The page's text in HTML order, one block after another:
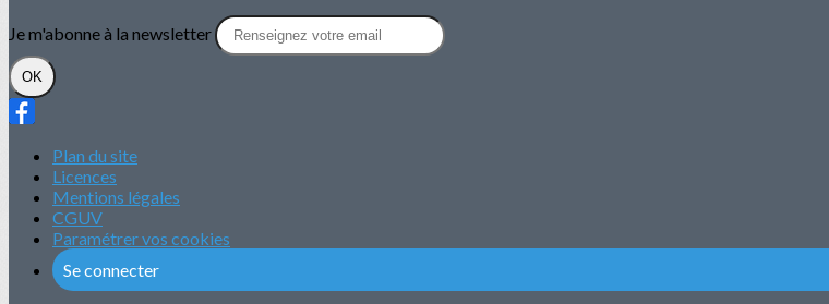
Je m'abonne à la newsletter
OK
Plan du site
Licences
Mentions légales
CGUV
Paramétrer vos cookies
Se connecter